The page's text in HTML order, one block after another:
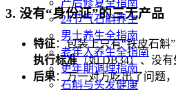
产后修复全指南
24节气石斛养生
男士养生全指南
老年人养生全指南
更年期调理指南
石斛与头发健康
3. 没有“身份证”的三无产品
特征：包装上只有“铁皮石斛
执行标准（如 DB34）、没有
后果：万一对方吃出了问题